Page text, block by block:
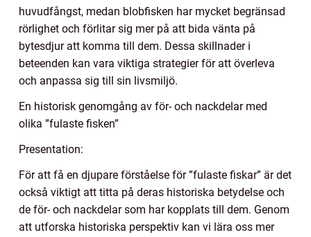
huvudfångst, medan blobfisken har mycket begränsad
rörlighet och förlitar sig mer på att bida vänta på
bytesdjur att komma till dem. Dessa skillnader i
beteenden kan vara viktiga strategier för att överleva
och anpassa sig till sin livsmiljö.
En historisk genomgång av för- och nackdelar med
olika ”fulaste fisken”
Presentation:
För att få en djupare förståelse för ”fulaste fiskar” är det
också viktigt att titta på deras historiska betydelse och
de för- och nackdelar som har kopplats till dem. Genom
att utforska historiska perspektiv kan vi lära oss mer